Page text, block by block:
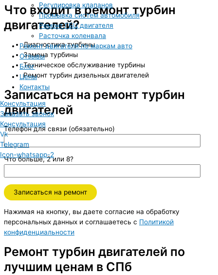
Регулировка клапанов
Промывка систем автомобиля
Ремонт ГБЦ двигателя
Расточка коленвала
Ремонт двигателя по маркам авто
Отзывы
Блог
Цены
Контакты
Консультация
Заказать звонок
Консультация
Vk
Telegram
Icon-whatsapp-2
Что входит в ремонт турбин
двигателей?
Диагностика турбины
Замена турбины
Техническое обслуживание турбины
Ремонт турбин дизельных двигателей
Записаться на ремонт турбин
двигателей
Телефон для связи (обязательно)
Что больше, 2 или 8?
Нажимая на кнопку, вы даете согласие на обработку
персональных данных и соглашаетесь c Политикой
конфиденциальности
Ремонт турбин двигателей по
лучшим ценам в СПб